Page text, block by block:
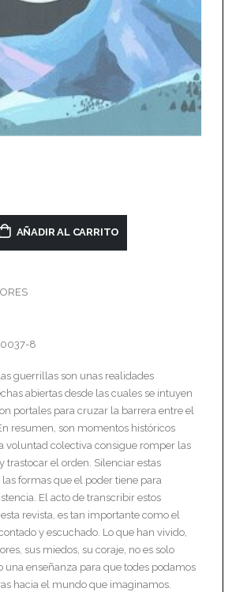
AÑADIR AL CARRITO
8
guerrillas son unas realidades
abiertas desde las cuales se intuyen
portales para cruzar la barrera entre el
resumen, son momentos históricos
voluntad colectiva consigue romper las
trastocar el orden. Silenciar estas
formas que el poder tiene para
El acto de transcribir estos
revista, es tan importante como el
y escuchado. Lo que han vivido,
sus miedos, su coraje, no es solo
una enseñanza para que todes podamos
hacia el mundo que imaginamos.